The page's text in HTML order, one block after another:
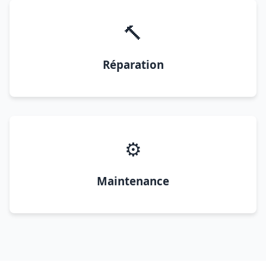
🔨
Réparation
⚙️
Maintenance